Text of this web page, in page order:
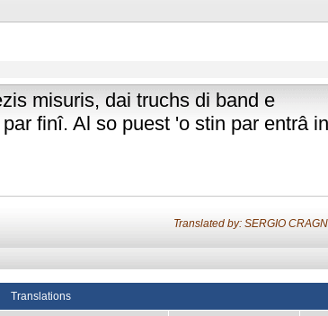
misuris, dai truchs di band e
finî. Al so puest 'o stin par entrâ
Translated by: SERGIO
Translations